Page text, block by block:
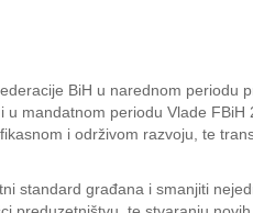
BiH u narednom periodu
mandatnom periodu Vlade
i održivom razvoju, te
standard građana i smanjiti